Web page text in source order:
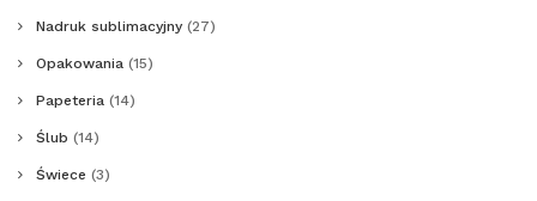
Nadruk sublimacyjny (27)
Opakowania (15)
Papeteria (14)
Ślub (14)
Świece (3)